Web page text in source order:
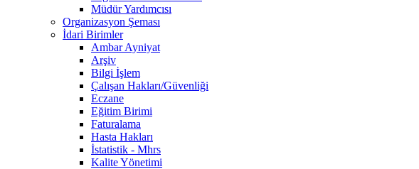
Müdür Yardımcısı
Organizasyon Şeması
İdari Birimler
Ambar Ayniyat
Arşiv
Bilgi İşlem
Çalışan Hakları/Güvenliği
Eczane
Eğitim Birimi
Faturalama
Hasta Hakları
İstatistik - Mhrs
Kalite Yönetimi